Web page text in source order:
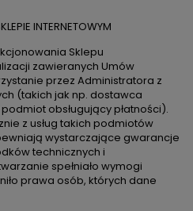
INTERNETOWYM
Sklepu
zawieranych Umów
przez Administratora z
(takich jak np. dostawca
obsługujący płatności).
z usług takich podmiotów
wystarczające gwarancje
technicznych i
spełniało wymogi
prawa osób, których dane